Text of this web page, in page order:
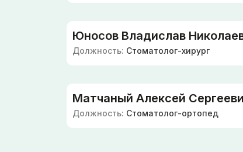
Юносов Владислав
Должность: Стоматолог-хирург
Матчаный Алексей
Должность: Стоматолог-ортопед